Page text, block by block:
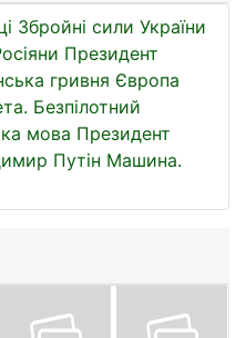
Збройні сили України
Президент
гривня Європа
Безпілотний
мова Президент
Путін Машина.